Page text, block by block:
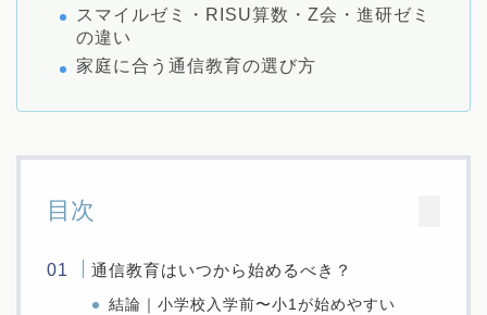
スマイルゼミ・RISU算数・Z会・進研ゼミ
の違い
家庭に合う通信教育の選び方
目次
通信教育はいつから始めるべき？
結論｜小学校入学前〜小1が始めやすい